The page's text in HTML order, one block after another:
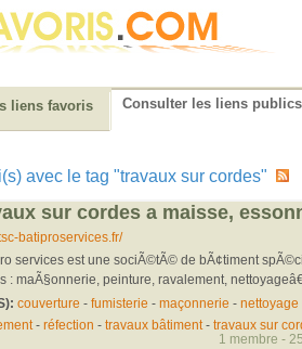
liens favoris Consulter les liens publics
avec le tag "travaux sur cordes"
sur cordes a maisse,
batiproservices.fr/
services est une sociÃ©tÃ© de bÃ¢timent
: maÃ§onnerie, peinture, ravalement,
couverture - fumisterie - maçonnerie - nettoyage
- réfection - travaux bâtiment- travaux sur
1 membre -